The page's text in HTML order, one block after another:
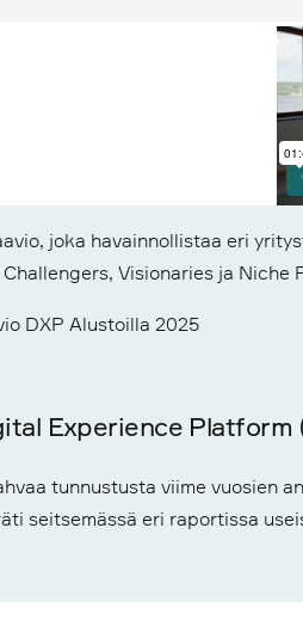
Experience Platform
tunnustusta viime vuosien
seitsemässä eri raportissa
DXP Alustoilla 2025